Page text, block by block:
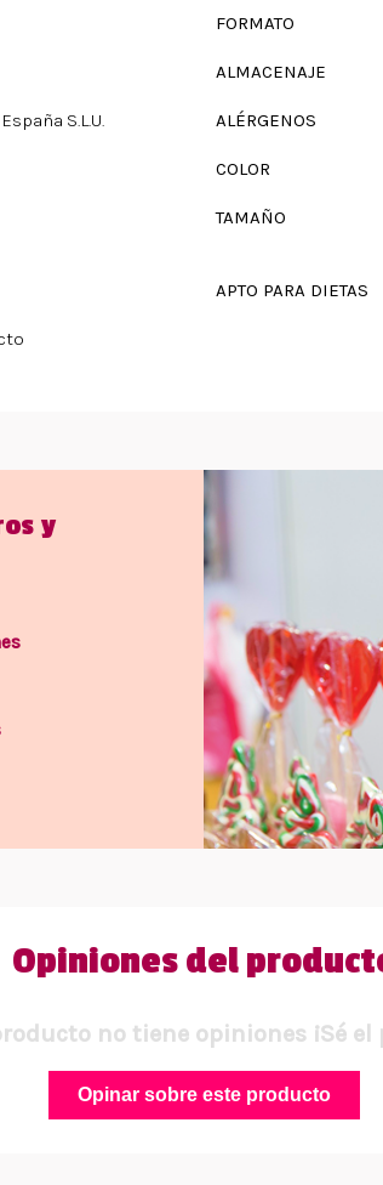
FORMATO
ALMACENAJE
S.L.U. ALÉRGENOS
COLOR
TAMAÑO
APTO PARA DIETAS
y
Opiniones del
no tiene opiniones ¡Sé el
Opinar sobre este producto